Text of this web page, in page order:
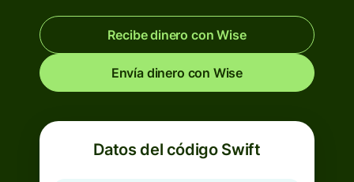
Recibe dinero con Wise
Envía dinero con Wise
Datos del código Swift